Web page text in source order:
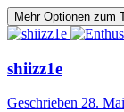
Mehr Optionen zum
shiizz1e
Geschrieben 28. Mai